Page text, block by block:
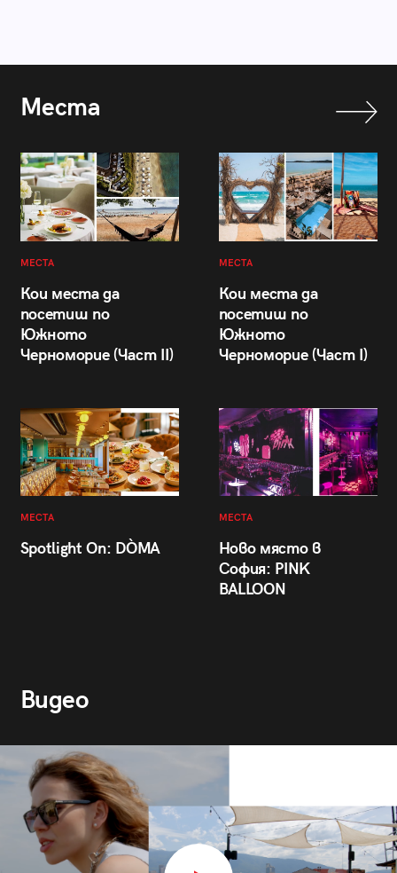
Места
МЕСТА
Кои места да
посетиш по
Южното
Черноморие (Част II)
МЕСТА
Кои места да
посетиш по
Южното
Черноморие (Част I)
МЕСТА
Spotlight On: DÒMA
МЕСТА
Ново място в
София: PINK
BALLOON
Видео